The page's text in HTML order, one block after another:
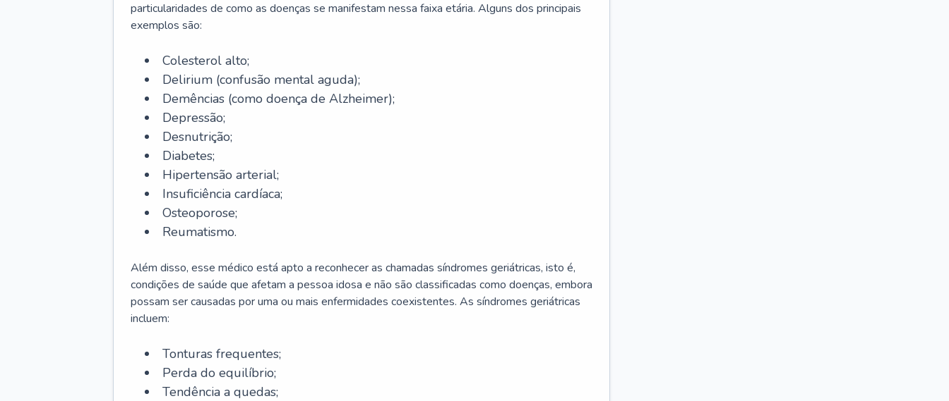
particularidades de como as doenças se manifestam nessa faixa etária. Alguns dos principais
exemplos são:
Colesterol alto;
Delirium (confusão mental aguda);
Demências (como doença de Alzheimer);
Depressão;
Desnutrição;
Diabetes;
Hipertensão arterial;
Insuficiência cardíaca;
Osteoporose;
Reumatismo.
Além disso, esse médico está apto a reconhecer as chamadas síndromes geriátricas, isto é,
condições de saúde que afetam a pessoa idosa e não são classificadas como doenças, embora
possam ser causadas por uma ou mais enfermidades coexistentes. As síndromes geriátricas
incluem:
Tonturas frequentes;
Perda do equilíbrio;
Tendência a quedas;